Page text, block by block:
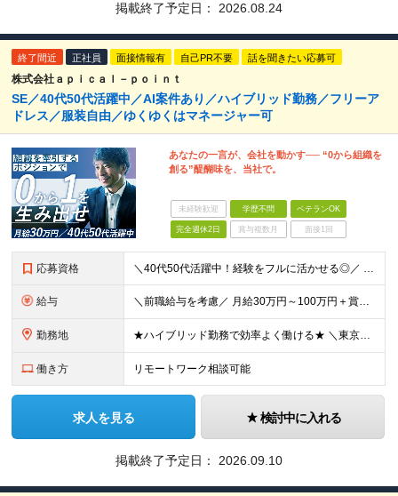
掲載終了予定日： 2026.08.24
終了間近 正社員 面接情報有 自己PR不要 話を聞きたい応募可
株式会社ａｐｉｃａｌ－ｐｏｉｎｔ
SE／40代50代活躍中／AI案件あり／ハイブリッド勤務／フリーア
ドレス／服装自由／ゆくゆくはマネージャー可
あなたの一言が、会社を動かす── “0から組織を
創る”醍醐味を、当社で。
未経験歓迎 学歴不問 ベテランOK
完全週休2日 賞与複数月 面接1回
応募資格 ＼40代50代活躍中！経験をフルに活かせる◎／ ◆学歴不問 ◆何らかのプログラミング・システム開発経験をお持ちの方 ＜こんな方をお待ちしております！＞ ◎幅広い技術領域での経験を活かし、次のステップ
給与 ＼前職給与を考慮／ 月給30万円～100万円＋賞与（業績による） ※スキルや経験により決定いたします ※固定残業代（月30時間分／5万5102円～）を含みます。超過分は別途支給いたします ※試用期間
勤務地 ★ハイブリッド勤務で効率よく働ける★ ＼東京・大阪で採用実施中！大阪本社／ 東京もしくは大阪の顧客先、もしくは当社オフィスにて勤務いただきます。 【本社】 大阪府大阪市中央区高麗橋2-2-7 東栄ビ
働き方 リモートワーク相談可能
求人を見る 検討中に入れる
掲載終了予定日： 2026.09.10